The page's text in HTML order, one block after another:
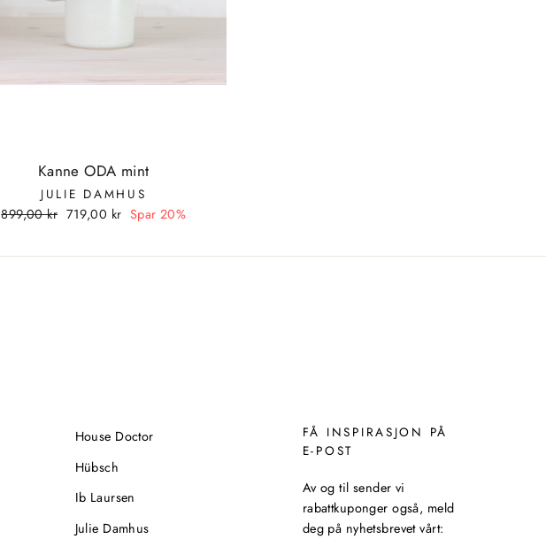
Kanne ODA mint
JULIE DAMHUS
Vanlig
899,00 kr Tilbudspris
719,00 kr Spar 20%
House Doctor
Hübsch
Ib Laursen
Julie Damhus
FÅ INSPIRASJON PÅ
E-POST
Av og til sender vi
rabattkuponger også, meld
deg på nyhetsbrevet vårt: